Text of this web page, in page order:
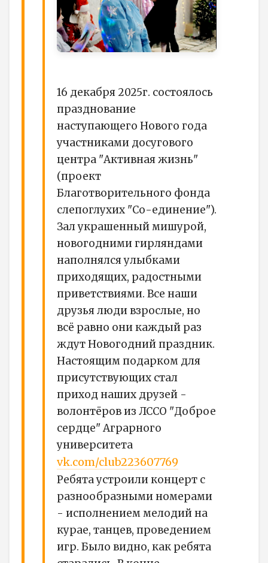
16 декабря 2025г. состоялось
празднование
наступающего Нового года
участниками досугового
центра "Активная жизнь"
(проект
Благотворительного фонда
слепоглухих "Со-единение").
Зал украшенный мишурой,
новогодними гирляндами
наполнялся улыбками
приходящих, радостными
приветствиями. Все наши
друзья люди взрослые, но
всё равно они каждый раз
ждут Новогодний праздник.
Настоящим подарком для
присутствующих стал
приход наших друзей -
волонтёров из ЛССО "Доброе
сердце" Аграрного
университета
vk.com/club223607769
Ребята устроили концерт с
разнообразными номерами
- исполнением мелодий на
курае, танцев, проведением
игр. Было видно, как ребята